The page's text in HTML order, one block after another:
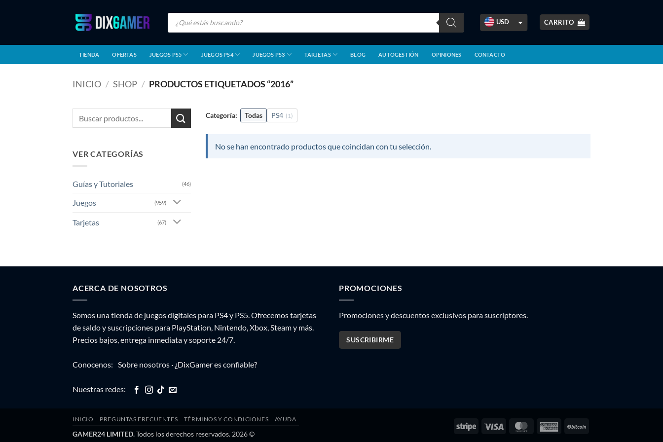
Búsqueda
productos
USD
BOB
CARRITO
TIENDA OFERTAS JUEGOS PS5 JUEGOS PS4 JUEGOS PS3 TARJETAS BLOG AUTOGESTIÓN OPINIONES CONTACTO
INICIO / SHOP / PRODUCTOS ETIQUETADOS “2016”
Buscar
por:
VER CATEGORÍAS
Guías y Tutoriales (46)
Juegos (959)
Tarjetas (67)
Categoría: Todas PS4 (1)
No se han encontrado productos que coincidan con tu selección.
ACERCA DE NOSOTROS
Somos una tienda de juegos digitales para PS4 y PS5. Ofrecemos tarjetas
de saldo y suscripciones para PlayStation, Nintendo, Xbox, Steam y más.
Precios bajos, entrega inmediata y soporte 24/7.
Conocenos: Sobre nosotros · ¿DixGamer es confiable?
Nuestras redes:
PROMOCIONES
Promociones y descuentos exclusivos para suscriptores.
SUSCRIBIRME
Stripe Visa MasterCardAmerican
INICIO PREGUNTAS FRECUENTES TÉRMINOS Y CONDICIONES AYUDA
GAMER24 LIMITED.Todos los derechos reservados. 2026 ©